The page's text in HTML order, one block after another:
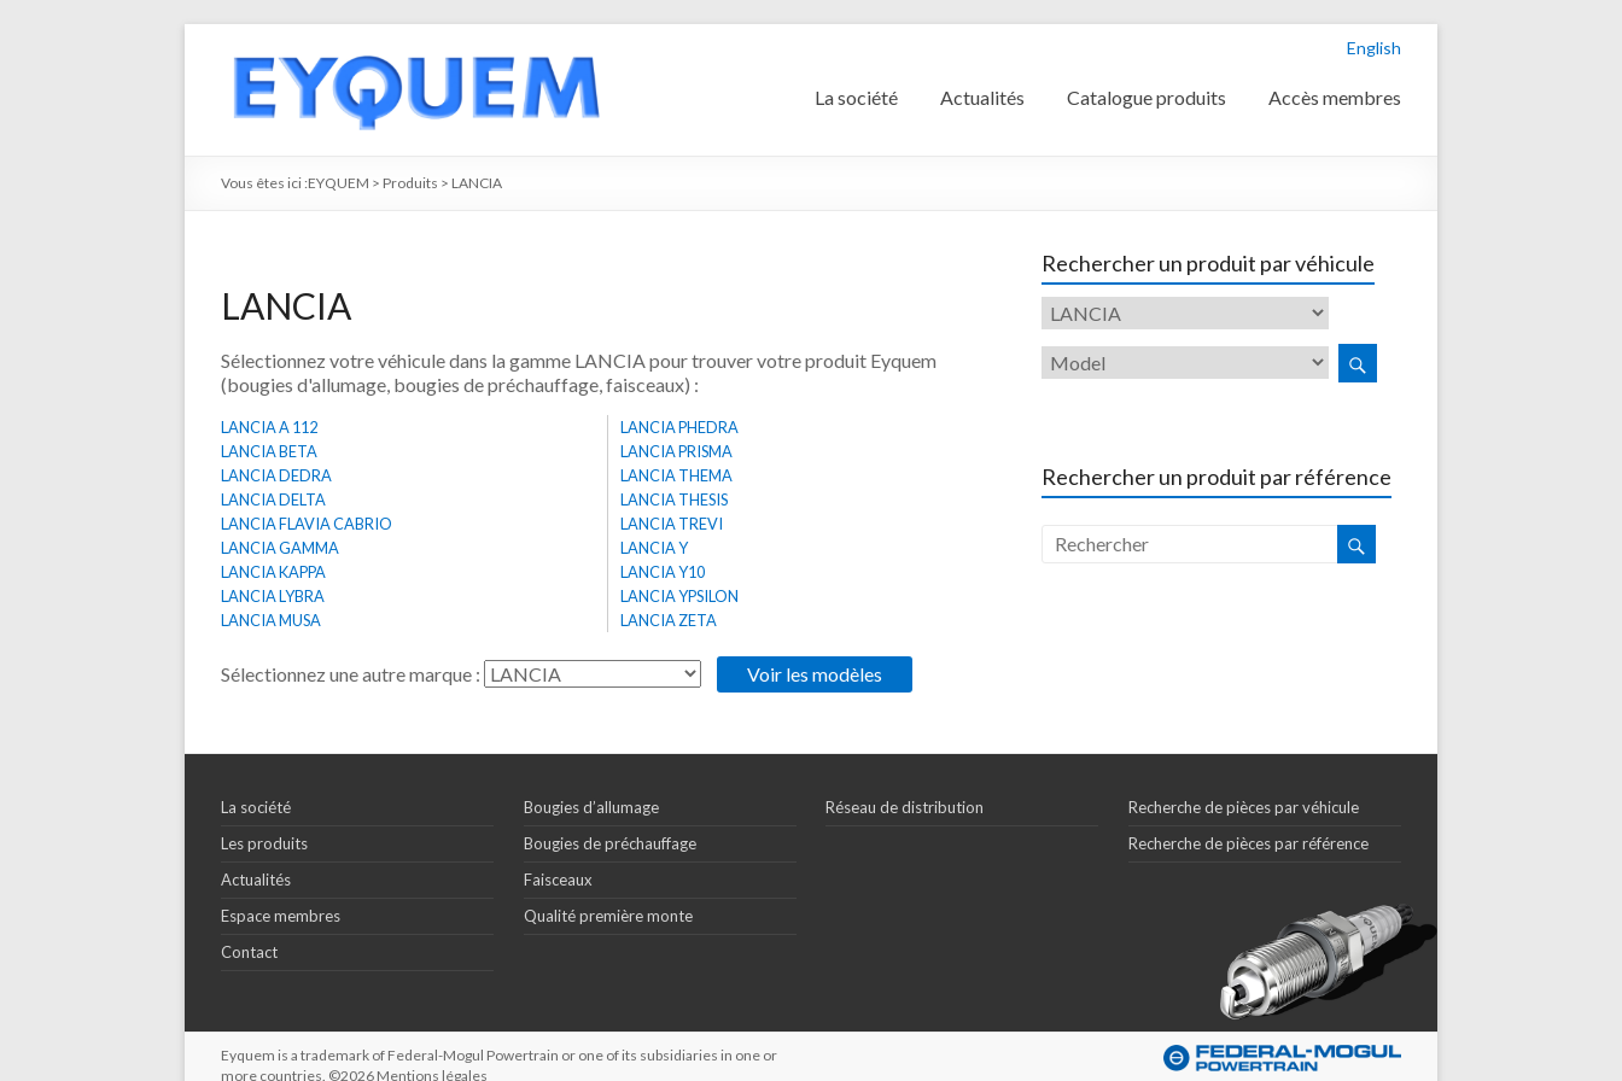
English
La société Actualités Catalogue produits Accès membres
Vous êtes ici :EYQUEM > Produits > LANCIA
LANCIA
Sélectionnez votre véhicule dans la gamme LANCIA pour trouver votre produit Eyquem
(bougies d'allumage, bougies de préchauffage, faisceaux) :
LANCIA A 112
LANCIA BETA
LANCIA DEDRA
LANCIA DELTA
LANCIA FLAVIA CABRIO
LANCIA GAMMA
LANCIA KAPPA
LANCIA LYBRA
LANCIA MUSA
LANCIA PHEDRA
LANCIA PRISMA
LANCIA THEMA
LANCIA THESIS
LANCIA TREVI
LANCIA Y
LANCIA Y10
LANCIA YPSILON
LANCIA ZETA
Sélectionnez une autre marque :
Rechercher un produit par véhicule
Rechercher un produit par référence
La société
Les produits
Actualités
Espace membres
Contact
Bougies d’allumage
Bougies de préchauffage
Faisceaux
Qualité première monte
Réseau de distribution
Recherche de pièces par véhicule
Recherche de pièces par référence
Eyquem is a trademark of Federal-Mogul Powertrain or one of its subsidiaries in one or
more countries. ©2026 Mentions légales